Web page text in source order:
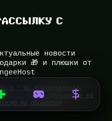
С
новости
🎁 и плюшки от
‘ Вы подтверждаете,
и принимаете её
на обработку